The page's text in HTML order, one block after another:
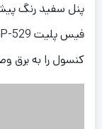
پنل سفید رنگ
فیس پلیت GP-529 را با دقت در جای خود قرار دهید.
کنسول را به برق